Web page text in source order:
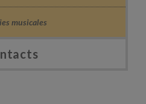
musicales